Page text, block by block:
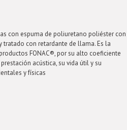
con espuma de poliuretano poliéster con
tratado con retardante de llama. Es la
FONAC®, por su alto coeficiente
acústica, su vida útil y su
y físicas